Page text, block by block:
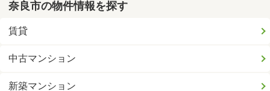
奈良市の物件情報を探す
賃貸
中古マンション
新築マンション